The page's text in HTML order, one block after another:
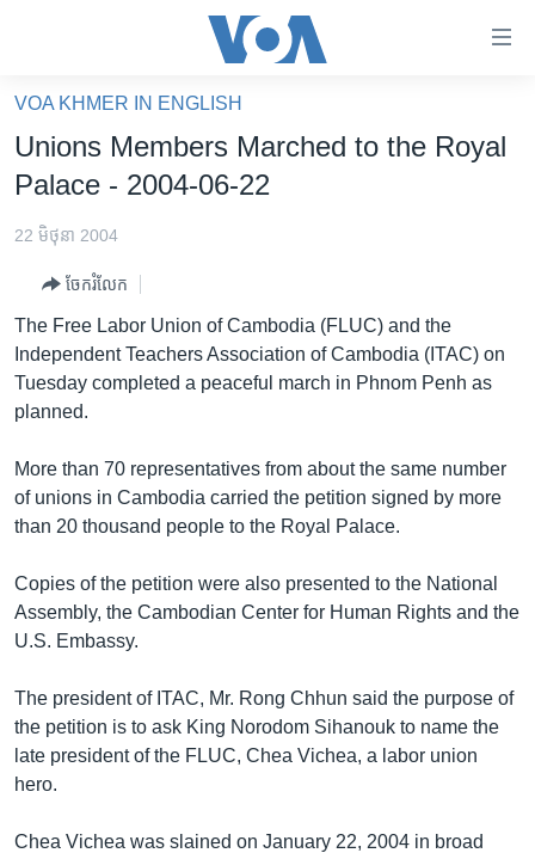
គេហទំព័រ​
ទាក់ទង
និង​
ម្តង
រំលង​
និង​
ទៅ​
ទំព័រ​
រចនា
រំលង​
និង​
ចូល​
កាន់​
ទំព័រ​
ស្វែង​
រក
ហេឡូវីអូអេ
ព្រឹត្តិការណ៍ព័ត៌មាន
វិទ្យុ / ផតខាសថ៍
Khmer English
បណ្តាញ​សង្គម
ភាសា
VOA KHMER IN ENGLISH
Unions Members Marched to the Royal
Palace - 2004-06-22
22 មិថុនា 2004
ចែករំលែក
The Free Labor Union of Cambodia (FLUC) and the
Independent Teachers Association of Cambodia (ITAC) on
Tuesday completed a peaceful march in Phnom Penh as
planned.
More than 70 representatives from about the same number
of unions in Cambodia carried the petition signed by more
than 20 thousand people to the Royal Palace.
Copies of the petition were also presented to the National
Assembly, the Cambodian Center for Human Rights and the
U.S. Embassy.
The president of ITAC, Mr. Rong Chhun said the purpose of
the petition is to ask King Norodom Sihanouk to name the
late president of the FLUC, Chea Vichea, a labor union
hero.
Chea Vichea was slained on January 22, 2004 in broad